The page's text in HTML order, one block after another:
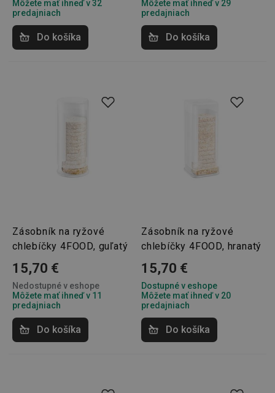
Môžete mať ihneď v 32
predajniach
Do košíka
Môžete mať ihneď v 29
predajniach
Do košíka
Zásobník na ryžové
chlebíčky 4FOOD, guľatý
15,70 €
Nedostupné v eshope
Môžete mať ihneď v 11
predajniach
Do košíka
Zásobník na ryžové
chlebíčky 4FOOD, hranatý
15,70 €
Dostupné v eshope
Môžete mať ihneď v 20
predajniach
Do košíka
správne používať bez nevyhnutne potrebných
súborov cookie.
Názov
Poskytovateľ/
Doména
cjConsent .tescoma.sk 1 rok
udid .tescoma.cz
Privacy Policy